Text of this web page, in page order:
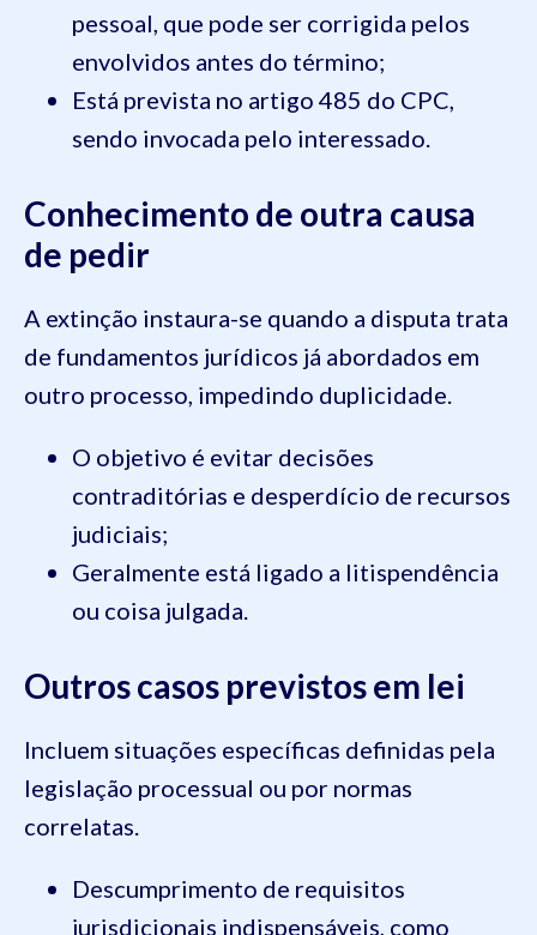
pessoal, que pode ser corrigida pelos
envolvidos antes do término;
Está prevista no artigo 485 do CPC,
sendo invocada pelo interessado.
Conhecimento de outra causa
de pedir
A extinção instaura-se quando a disputa trata
de fundamentos jurídicos já abordados em
outro processo, impedindo duplicidade.
O objetivo é evitar decisões
contraditórias e desperdício de recursos
judiciais;
Geralmente está ligado a litispendência
ou coisa julgada.
Outros casos previstos em lei
Incluem situações específicas definidas pela
legislação processual ou por normas
correlatas.
Descumprimento de requisitos
jurisdicionais indispensáveis, como